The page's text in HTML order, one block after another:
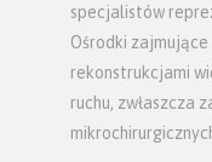
specjalistów
Ośrodki
rekonstrukcjami
ruchu, zwłaszcza